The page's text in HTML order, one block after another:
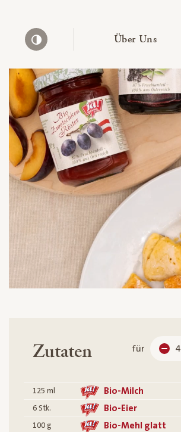
Über Uns—
Zutaten für 4
125 ml Bio-Milch
6 Stk. Bio-Eier
100 g Bio-Mehl glatt